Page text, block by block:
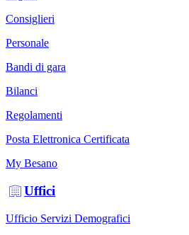
Consiglieri
Personale
Bandi di gara
Bilanci
Regolamenti
Posta Elettronica Certificata
My Besano
Uffici
Ufficio Servizi Demografici